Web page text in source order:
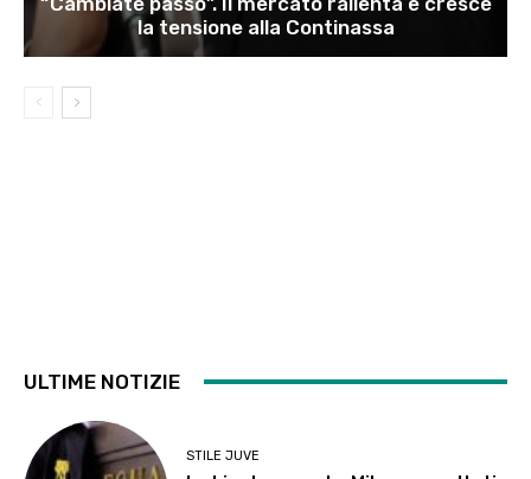
la tensione alla Continassa
ULTIME NOTIZIE
STILE JUVE